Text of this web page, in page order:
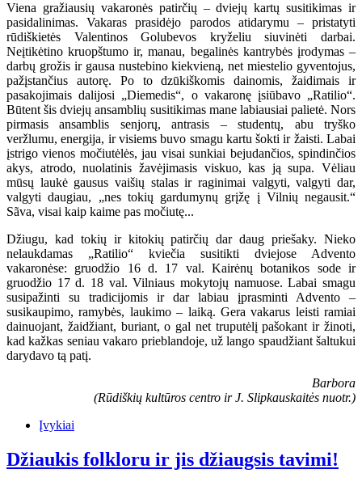
Viena gražiausių vakaronės patirčių – dviejų kartų susitikimas ir
pasidalinimas. Vakaras prasidėjo parodos atidarymu – pristatyti
rūdiškietės Valentinos Golubevos kryželiu siuvinėti darbai.
Neįtikėtino kruopštumo ir, manau, begalinės kantrybės įrodymas –
darbų grožis ir gausa nustebino kiekvieną, net miestelio gyventojus,
pažįstančius autorę. Po to dzūkiškomis dainomis, žaidimais ir
pasakojimais dalijosi „Diemedis“, o vakaronę įsiūbavo „Ratilio“.
Būtent šis dviejų ansamblių susitikimas mane labiausiai palietė. Nors
pirmasis ansamblis senjorų, antrasis – studentų, abu tryško
veržlumu, energija, ir visiems buvo smagu kartu šokti ir žaisti. Labai
įstrigo vienos močiutėlės, jau visai sunkiai bejudančios, spindinčios
akys, atrodo, nuolatinis žavėjimasis viskuo, kas ją supa. Vėliau
mūsų laukė gausus vaišių stalas ir raginimai valgyti, valgyti dar,
valgyti daugiau, „nes tokių gardumynų grįžę į Vilnių negausit.“
Sãva, visai kaip kaime pas močiutę...
Džiugu, kad tokių ir kitokių patirčių dar daug priešaky. Nieko
nelaukdamas „Ratilio“ kviečia susitikti dviejose Advento
vakaronėse: gruodžio 16 d. 17 val. Kairėnų botanikos sode ir
gruodžio 17 d. 18 val. Vilniaus mokytojų namuose. Labai smagu
susipažinti su tradicijomis ir dar labiau įprasminti Advento –
susikaupimo, ramybės, laukimo – laiką. Gera vakarus leisti ramiai
dainuojant, žaidžiant, buriant, o gal net truputėlį pašokant ir žinoti,
kad kažkas seniau vakaro prieblandoje, už lango spaudžiant šaltukui
darydavo tą patį.
Barbora
(Rūdiškių kultūros centro ir J. Slipkauskaitės nuotr.)
Įvykiai
Džiaukis folkloru ir jis džiaugsis tavimi!